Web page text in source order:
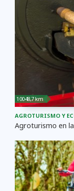
10048,7 km
AGROTURISMO Y
Agroturismo en